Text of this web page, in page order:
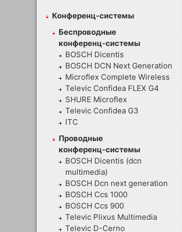
Конференц-системы
Беспроводные
конференц-системы
BOSCH Dicentis
BOSCH DCN Next Generation
Microflex Complete Wireless
Televic Confidea FLEX G4
SHURE Microflex
Televic Confidea G3
ITC
Проводные
конференц-системы
BOSCH Dicentis (dcn
multimedia)
BOSCH Dcn next generation
BOSCH Ccs 1000
BOSCH Ccs 900
Televic Plixus Multimedia
Televic D-Cerno